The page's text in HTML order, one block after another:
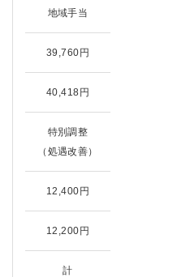
地域手当
39,760円
40,418円
特別調整
（処遇改善）
12,400円
12,200円
計